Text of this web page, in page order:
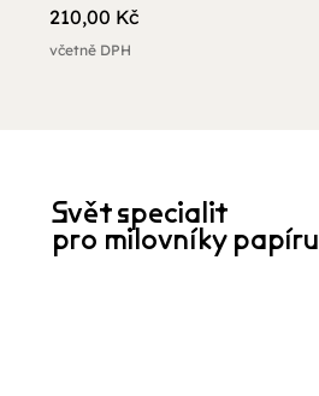
Cena
210,00 Kč
včetně DPH
Svět specialit
pro milovníky papíru